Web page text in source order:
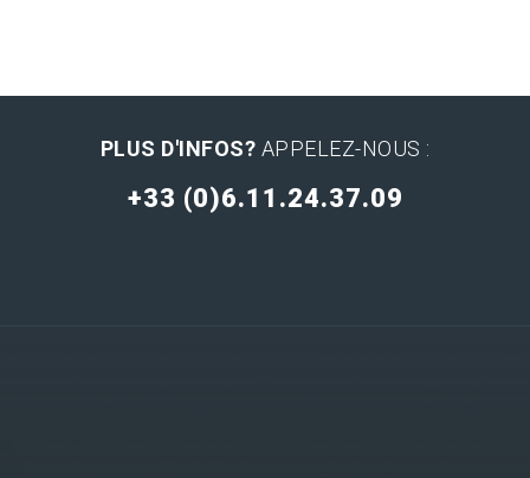
PLUS D'INFOS? APPELEZ-NOUS :
+33 (0)6.11.24.37.09